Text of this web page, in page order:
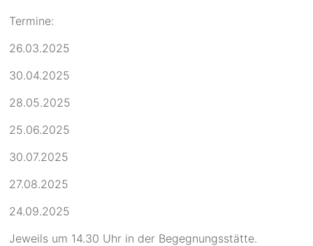
Termine:
26.03.2025
30.04.2025
28.05.2025
25.06.2025
30.07.2025
27.08.2025
24.09.2025
Jeweils um 14.30 Uhr in der Begegnungsstätte.